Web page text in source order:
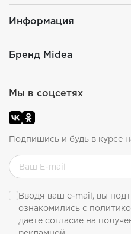
Информация
Бренд Midea
Мы в соцсетях
Подпишись и будь в курсе
Вводя ваш e-mail, вы
ознакомились с
даете согласие на